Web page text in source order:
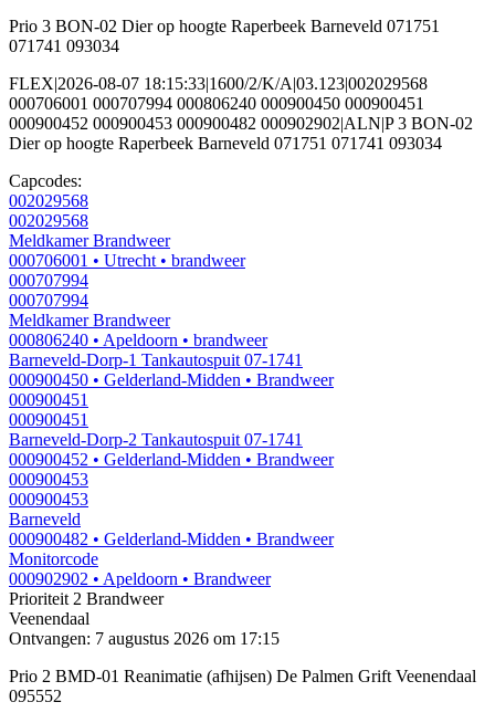
Prio 3 BON-02 Dier op hoogte Raperbeek Barneveld 071751
071741 093034
FLEX|2026-08-07 18:15:33|1600/2/K/A|03.123|002029568
000706001 000707994 000806240 000900450 000900451
000900452 000900453 000900482 000902902|ALN|P 3 BON-02
Dier op hoogte Raperbeek Barneveld 071751 071741 093034
Capcodes:
002029568
002029568
Meldkamer Brandweer
000706001 • Utrecht • brandweer
000707994
000707994
Meldkamer Brandweer
000806240 • Apeldoorn • brandweer
Barneveld-Dorp-1 Tankautospuit 07-1741
000900450 • Gelderland-Midden • Brandweer
000900451
000900451
Barneveld-Dorp-2 Tankautospuit 07-1741
000900452 • Gelderland-Midden • Brandweer
000900453
000900453
Barneveld
000900482 • Gelderland-Midden • Brandweer
Monitorcode
000902902 • Apeldoorn • Brandweer
Prioriteit 2 Brandweer
Veenendaal
Ontvangen: 7 augustus 2026 om 17:15
Prio 2 BMD-01 Reanimatie (afhijsen) De Palmen Grift Veenendaal
095552